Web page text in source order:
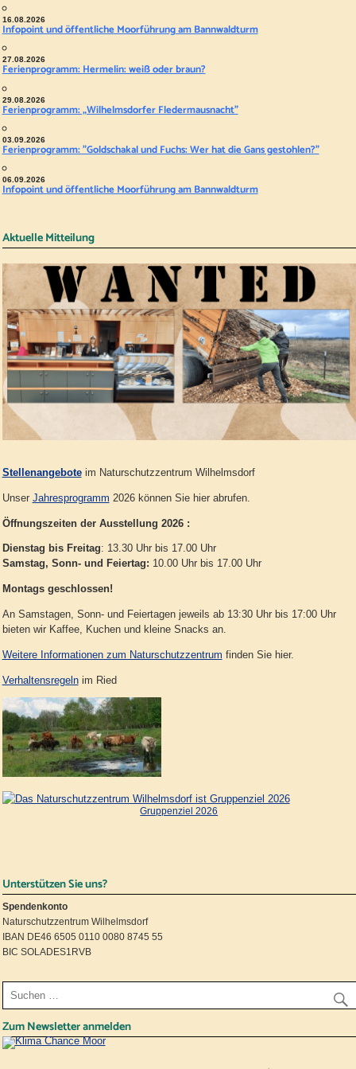
16.08.2026
Infopoint und öffentliche Moorführung am Bannwaldturm
27.08.2026
Ferienprogramm: Hermelin: weiß oder braun?
29.08.2026
Ferienprogramm: „Wilhelmsdorfer Fledermausnacht"
03.09.2026
Ferienprogramm: "Goldschakal und Fuchs: Wer hat die Gans gestohlen?"
06.09.2026
Infopoint und öffentliche Moorführung am Bannwaldturm
Aktuelle Mitteilung
Stellenangeboteim Naturschutzzentrum Wilhelmsdorf
Unser Jahresprogramm 2026 können Sie hier abrufen.
Öffnungszeiten der Ausstellung 2026 :
Dienstag bis Freitag: 13.30 Uhr bis 17.00 Uhr
Samstag, Sonn- und Feiertag: 10.00 Uhr bis 17.00 Uhr
Montags geschlossen!
An Samstagen, Sonn- und Feiertagen jeweils ab 13:30 Uhr bis 17:00 Uhr
bieten wir Kaffee, Kuchen und kleine Snacks an.
Weitere Informationen zum Naturschutzzentrum finden Sie hier.
Verhaltensregelnim Ried
Gruppenziel 2026
Unterstützen Sie uns?
Spendenkonto
Naturschutzzentrum Wilhelmsdorf
IBAN DE46 6505 0110 0080 8745 55
BIC SOLADES1RVB
Zum Newsletter anmelden